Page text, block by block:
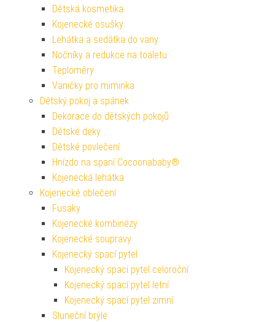
Dětská kosmetika
Kojenecké osušky
Lehátka a sedátka do vany
Nočníky a redukce na toaletu
Teploměry
Vaničky pro miminka
Dětský pokoj a spánek
Dekorace do dětských pokojů
Dětské deky
Dětské povlečení
Hnízdo na spaní Cocoonababy®
Kojenecká lehátka
Kojenecké oblečení
Fusaky
Kojenecké kombinézy
Kojenecké soupravy
Kojenecký spací pytel
Kojenecký spací pytel celoroční
Kojenecký spací pytel letní
Kojenecký spací pytel zimní
Sluneční brýle